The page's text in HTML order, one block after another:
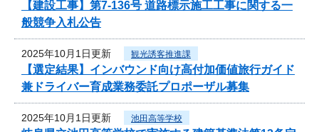
【建設工事】第7-136号 道路標示施工工事に関する一
般競争入札公告
2025年10月1日更新 観光誘客推進課
【選定結果】インバウンド向け高付加価値旅行ガイド
兼ドライバー育成業務委託プロポーザル募集
2025年10月1日更新 池田高等学校